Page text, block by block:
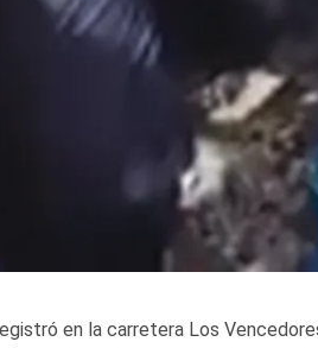
en la carretera Los